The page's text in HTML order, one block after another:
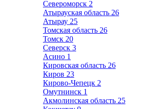
Североморск 2
Атырауская область 26
Атырау 25
Томская область 26
Томск 20
Северск 3
Асино 1
Кировская область 26
Киров 23
Кирово-Чепецк 2
Омутнинск 1
Акмолинская область 25